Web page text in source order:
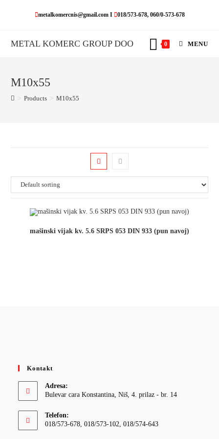
metalkomercnis@gmail.com I 018/573-678, 060/0-573-678
METAL KOMERC GROUP DOO 0 MENU
M10x55
> Products > M10x55
mašinski vijak kv. 5.6 SRPS 053 DIN 933 (pun navoj)
Kontakt
Adresa:
Bulevar cara Konstantina, Niš, 4. prilaz - br. 14
Telefon:
018/573-678, 018/573-102, 018/574-643